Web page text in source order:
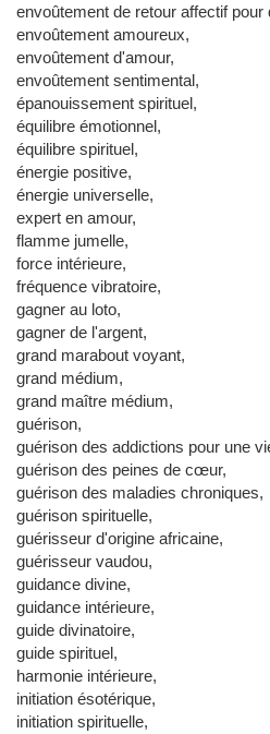
envoûtement de retour affectif pour
envoûtement amoureux,
envoûtement d'amour,
envoûtement sentimental,
épanouissement spirituel,
équilibre émotionnel,
équilibre spirituel,
énergie positive,
énergie universelle,
expert en amour,
flamme jumelle,
force intérieure,
fréquence vibratoire,
gagner au loto,
gagner de l'argent,
grand marabout voyant,
grand médium,
grand maître médium,
guérison,
guérison des addictions pour une
guérison des peines de cœur,
guérison des maladies chroniques,
guérison spirituelle,
guérisseur d'origine africaine,
guérisseur vaudou,
guidance divine,
guidance intérieure,
guide divinatoire,
guide spirituel,
harmonie intérieure,
initiation ésotérique,
initiation spirituelle,